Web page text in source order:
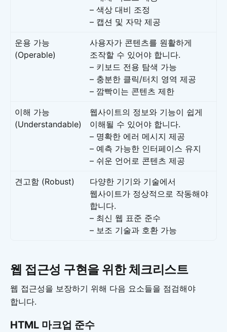
– 색상 대비 조정
– 캡션 및 자막 제공
운용 가능
(Operable)
사용자가 콘텐츠를 원활하게
조작할 수 있어야 합니다.
– 키보드 전용 탐색 가능
– 충분한 클릭/터치 영역 제공
– 깜빡이는 콘텐츠 제한
이해 가능
(Understandable)
웹사이트의 정보와 기능이 쉽게
이해될 수 있어야 합니다.
– 명확한 에러 메시지 제공
– 예측 가능한 인터페이스 유지
– 쉬운 언어로 콘텐츠 제공
견고함 (Robust)
다양한 기기와 기술에서
웹사이트가 정상적으로 작동해야
합니다.
– 최신 웹 표준 준수
– 보조 기술과 호환 가능
웹 접근성 구현을 위한 체크리스트
웹 접근성을 보장하기 위해 다음 요소들을 점검해야
합니다.
HTML 마크업 준수